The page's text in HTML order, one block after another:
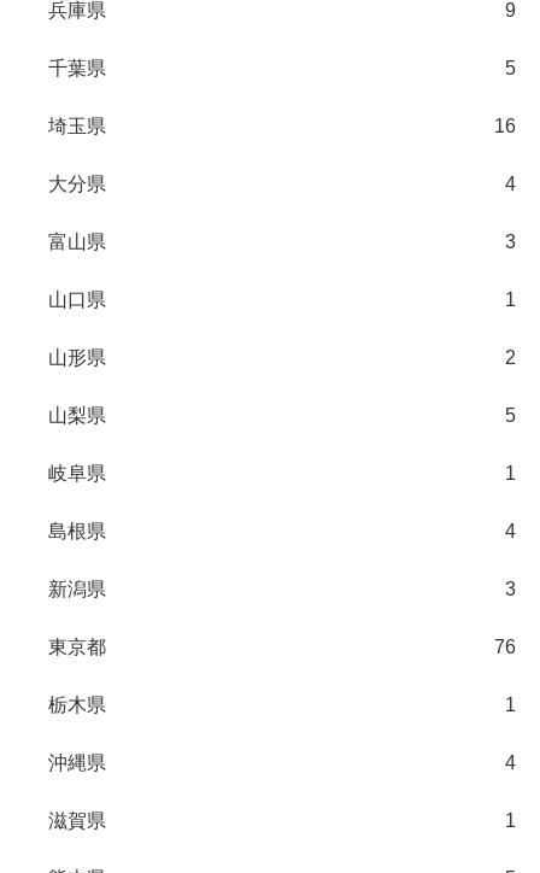
兵庫県 9
千葉県 5
埼玉県 16
大分県 4
富山県 3
山口県 1
山形県 2
山梨県 5
岐阜県 1
島根県 4
新潟県 3
東京都 76
栃木県 1
沖縄県 4
滋賀県 1